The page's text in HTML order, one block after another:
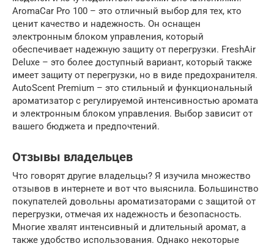
AromaCar Pro 100 – это отличный выбор для тех, кто
ценит качество и надежность. Он оснащен
электронным блоком управления, который
обеспечивает надежную защиту от перегрузки. FreshAir
Deluxe – это более доступный вариант, который также
имеет защиту от перегрузки, но в виде предохранителя.
AutoScent Premium – это стильный и функциональный
ароматизатор с регулируемой интенсивностью аромата
и электронным блоком управления. Выбор зависит от
вашего бюджета и предпочтений.
Отзывы владельцев
Что говорят другие владельцы? Я изучила множество
отзывов в интернете и вот что выяснила. Большинство
покупателей довольны ароматизаторами с защитой от
перегрузки, отмечая их надежность и безопасность.
Многие хвалят интенсивный и длительный аромат, а
также удобство использования. Однако некоторые